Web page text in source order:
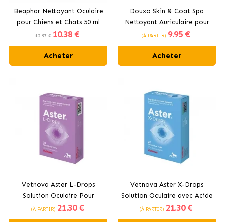
Beaphar Nettoyant Oculaire
pour Chiens et Chats 50 ml
12.97 € 10.38 €
Acheter
Douxo Skin & Coat Spa
Nettoyant Auriculaire pour
chiens
(À PARTIR) 9.95 €
Acheter
Vetnova Aster L-Drops
Solution Oculaire Pour
Chiens et Chats en
(À PARTIR) 21.30 €
Vetnova Aster X-Drops
Solution Oculaire avec Acide
Hyaluronique Pour Chiens et
(À PARTIR) 21.30 €